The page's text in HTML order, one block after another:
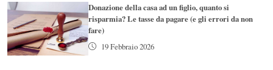
Donazione della casa ad un figlio, quanto si
risparmia? Le tasse da pagare (e gli errori da non
fare)
19 Febbraio 2026